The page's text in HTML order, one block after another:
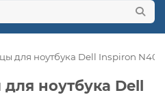
для ноутбука Dell Inspiron
ноутбука Dell